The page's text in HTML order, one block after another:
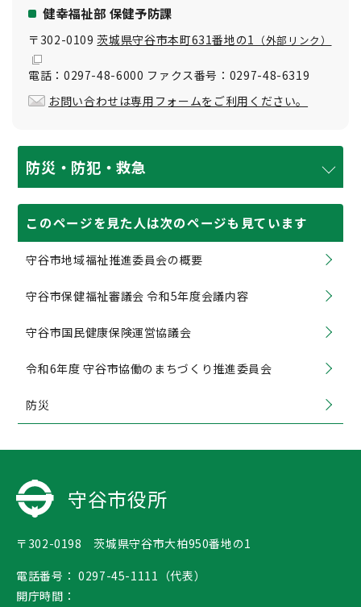
健幸福祉部 保健予防課
〒302-0109茨城県守谷市本町631番地の1 （外部リンク）
電話：0297-48-6000 ファクス番号：0297-48-6319
お問い合わせは専用フォームをご利用ください。
防災・防犯・救急
このページを見た人は次のページも見ています
守谷市地域福祉推進委員会の概要
守谷市保健福祉審議会 令和5年度会議内容
守谷市国民健康保険運営協議会
令和6年度 守谷市協働のまちづくり推進委員会
防災
守谷市役所
〒302-0198 茨城県守谷市大柏950番地の1
電話番号： 0297-45-1111（代表）
開庁時間：